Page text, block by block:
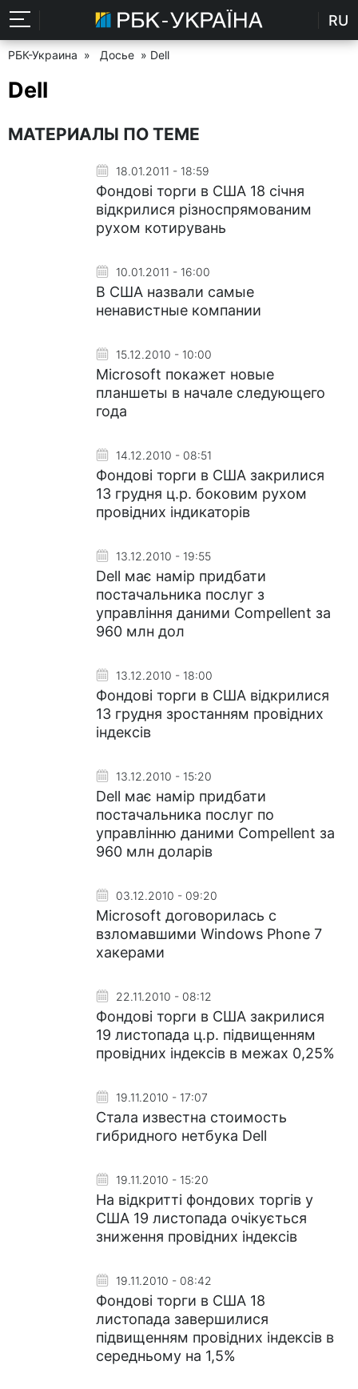
RU
РБК-Украина » Досье » Dell
Dell
МАТЕРИАЛЫ ПО ТЕМЕ
18.01.2011 - 18:59
Фондові торги в США 18 січня
відкрилися різноспрямованим
рухом котирувань
10.01.2011 - 16:00
В США назвали самые
ненавистные компании
15.12.2010 - 10:00
Microsoft покажет новые
планшеты в начале следующего
года
14.12.2010 - 08:51
Фондові торги в США закрилися
13 грудня ц.р. боковим рухом
провідних індикаторів
13.12.2010 - 19:55
Dell має намір придбати
постачальника послуг з
управління даними Compellent за
960 млн дол
13.12.2010 - 18:00
Фондові торги в США відкрилися
13 грудня зростанням провідних
індексів
13.12.2010 - 15:20
Dell має намір придбати
постачальника послуг по
управлінню даними Compellent за
960 млн доларів
03.12.2010 - 09:20
Microsoft договорилась с
взломавшими Windows Phone 7
хакерами
22.11.2010 - 08:12
Фондові торги в США закрилися
19 листопада ц.р. підвищенням
провідних індексів в межах 0,25%
19.11.2010 - 17:07
Стала известна стоимость
гибридного нетбука Dell
19.11.2010 - 15:20
На відкритті фондових торгів у
США 19 листопада очікується
зниження провідних індексів
19.11.2010 - 08:42
Фондові торги в США 18
листопада завершилися
підвищенням провідних індексів в
середньому на 1,5%